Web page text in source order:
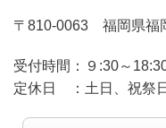
〒810-0063 福岡県福
受付時間：
９:30～
定休日 ： 土日、祝祭日